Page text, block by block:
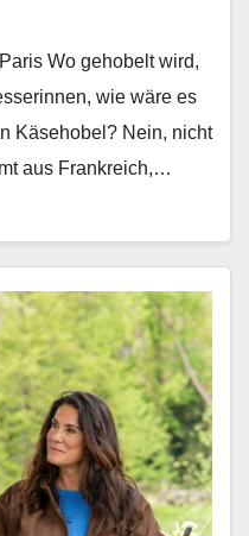
Wo geho­belt wird,
wie wäre es
Käse­ho­bel? Nein, nicht
aus Frankre­ich,…